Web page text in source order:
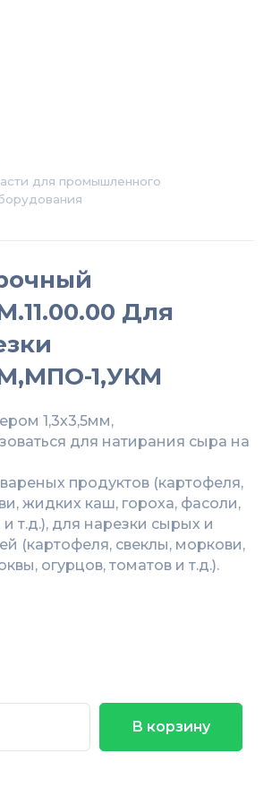
для промышленного
Для
1,УКМ
1,3х3,5мм,
для натирания сыра на
продуктов (картофеля,
жидких каш, гороха, фасоли,
и т.д.), для нарезки сырых и
(картофеля, свеклы, моркови,
огурцов, томатов и т.д.).
В корзину